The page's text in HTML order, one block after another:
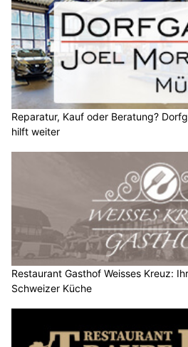
Reparatur, Kauf oder Beratung?
hilft weiter
Restaurant Gasthof Weisses Kreuz:
Schweizer Küche